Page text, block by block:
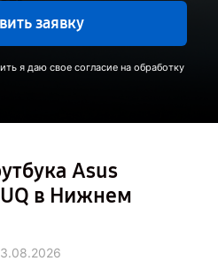
заявку
я даю свое согласие на обработку
Asus
в Нижнем